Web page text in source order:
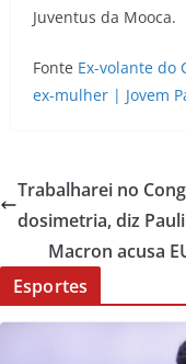
Juventus da Mooca.
Fonte Ex-volante do
ex-mulher | Jovem
Trabalharei no
dosimetria, diz
Macron acusa
Esportes